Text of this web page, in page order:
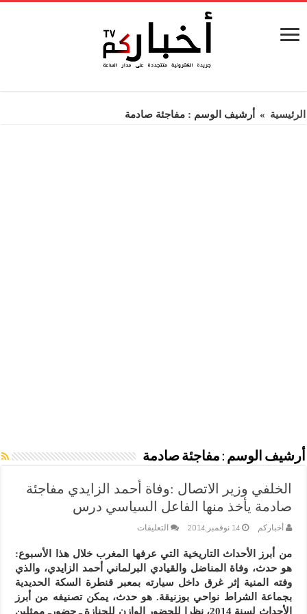
الرئيسية » أرشيف الوسم : مفاجئة صادمة
أرشيف الوسم : مفاجئة صادمة
الخلفي وزير الاتصال :وفاة أحمد الزايدي مفاجئة
صادمة يأخذ منها الفاعل السياسي درس
أخباركم 14 نوفمبر,2014 التعليقات
وزير
الاتصال
:وفاة
أحمد
الزايدي
مفاجئة
من أبرز الأحداث التاريخية التي عرفها المغرب خلال هذا الأسبوع:
هو حدث، وفاة المناضل والقيادي البرلماني أحمد الزايدي، والذي
وفته المنية إثر غرق داخل سيارته بمعبر قنطرة السكة الحديدية
بجماعة الشراط نواحي بوزنيقة. هو حدث، يمكن تصنيفه من أبرز
الأحداث لسنة 2014، نظرا للحضور الوازن للجنازة ـ حضورـ ممثلين